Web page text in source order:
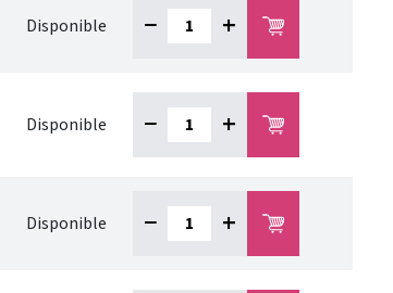
Disponible − +
Disponible − +
Disponible − +